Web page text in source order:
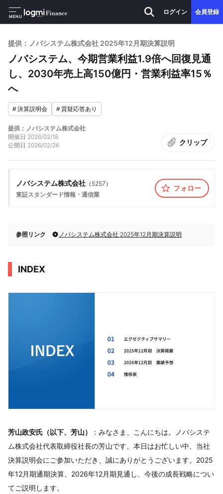
MENU
ログイン 会員登録
提供：ノバシステム株式会社 2025年12月期決算説明
ノバシステム、今期営業利益1.9倍へ回復見通
し、2030年売上高150億円・営業利益率15％
へ
#決算説明会 #質疑応答あり
提供：ノバシステム株式会社
開催日 2026/02/18
公開日 2026/02/26 クリップ
ノバシステム株式会社 （ 5257 ）
東証スタンダード情報・通信業
フォロー
参照リンク ノバシステム株式会社 2025年12月期決算説明
INDEX
芳山政安氏（以下、芳山）
：みなさま、こんにちは。ノバシステ
ム株式会社代表取締役社長の芳山です。本日はお忙しい中、当社
決算説明会にご参加いただき、誠にありがとうございます。2025
年12月期通期決算、2026年12月期見通し、今後の成長戦略につい
てご説明します。